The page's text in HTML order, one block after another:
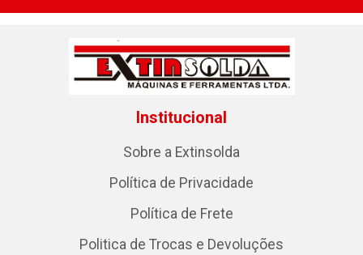
Institucional
Sobre a Extinsolda
Política de Privacidade
Política de Frete
Politica de Trocas e Devoluções